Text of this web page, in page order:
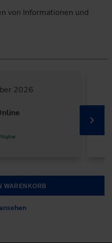
von Informationen und
2026
WARENKORB